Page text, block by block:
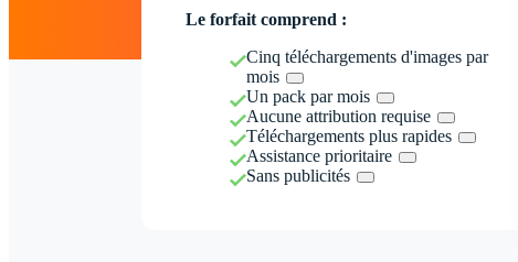
Le forfait comprend :
Cinq téléchargements d'images par
mois
Un pack par mois
Aucune attribution requise
Téléchargements plus rapides
Assistance prioritaire
Sans publicités